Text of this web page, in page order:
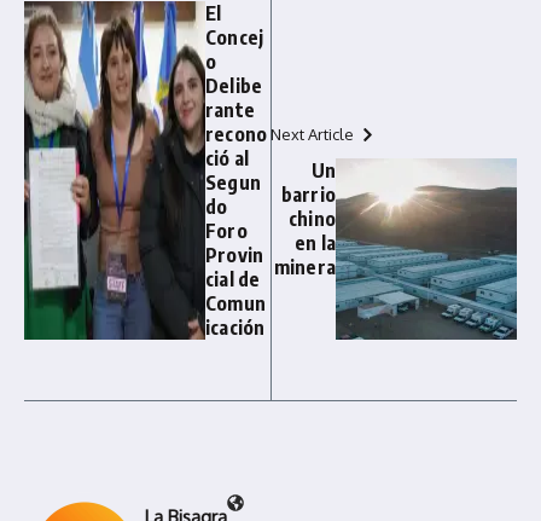
El
Concej
o
Delibe
rante
recono
ció al
Segun
do
Foro
Provin
cial de
Comun
icación
Next Article
Un
barrio
chino
en la
minera